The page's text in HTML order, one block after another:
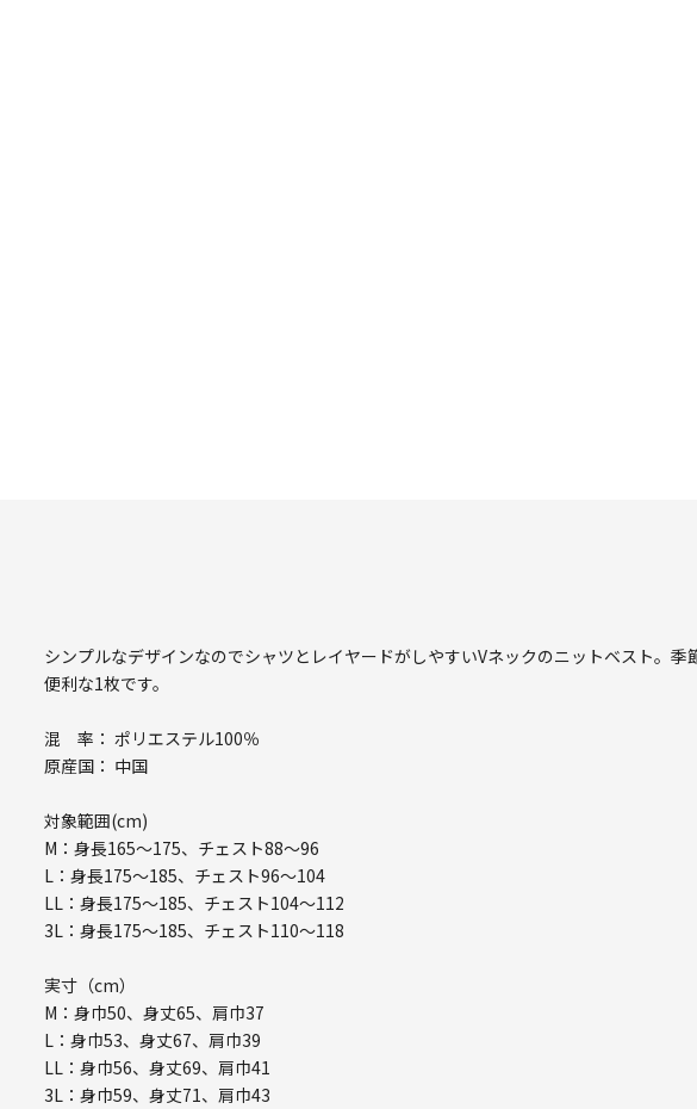
シンプルなデザインなのでシャツとレイヤードがしやすいVネックのニットベスト。季
便利な1枚です。
混 率： ポリエステル100％
原産国： 中国
対象範囲(cm)
M：身長165～175、チェスト88～96
L：身長175～185、チェスト96～104
LL：身長175～185、チェスト104～112
3L：身長175～185、チェスト110～118
実寸（cm）
M：身巾50、身丈65、肩巾37
L：身巾53、身丈67、肩巾39
LL：身巾56、身丈69、肩巾41
3L：身巾59、身丈71、肩巾43